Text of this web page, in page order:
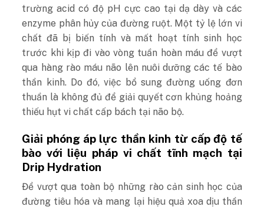
trường acid có độ pH cực cao tại dạ dày và các
enzyme phân hủy của đường ruột. Một tỷ lệ lớn vi
chất đã bị biến tính và mất hoạt tính sinh học
trước khi kịp đi vào vòng tuần hoàn máu để vượt
qua hàng rào máu não lên nuôi dưỡng các tế bào
thần kinh. Do đó, việc bổ sung đường uống đơn
thuần là không đủ để giải quyết cơn khủng hoảng
thiếu hụt vi chất cấp bách tại não bộ.
Giải phóng áp lực thần kinh từ cấp độ tế
bào với liệu pháp vi chất tĩnh mạch tại
Drip Hydration
Để vượt qua toàn bộ những rào cản sinh học của
đường tiêu hóa và mang lại hiệu quả xoa dịu thần